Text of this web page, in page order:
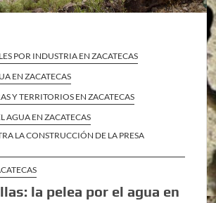
POR INDUSTRIA EN ZACATECAS
EN ZACATECAS
Y TERRITORIOS EN ZACATECAS
AGUA EN ZACATECAS
LA CONSTRUCCIÓN DE LA PRESA
la pelea por el agua en